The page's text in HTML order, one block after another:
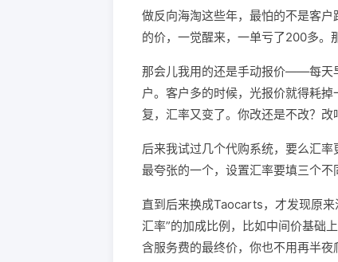
做反向海淘这些年，最怕的不是客
的价，一觉醒来，一单亏了200多。
那会儿我用的还是手动报价——每天
户。客户多的时候，光报价就得耗
复，汇率又变了。你改还是不改？改
后来我试过几个代购系统，要么汇
最夸张的一个，设置汇率要填三个不
直到后来换成Taocarts，才发现原
汇率”的加成比例，比如中间价基础
含服务费的最终价，你也不用再半夜